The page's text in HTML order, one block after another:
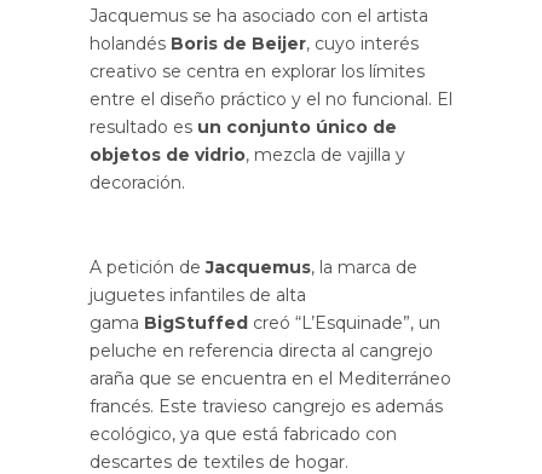
Jacquemus se ha asociado con el artista
holandés Boris de Beijer, cuyo interés
creativo se centra en explorar los límites
entre el diseño práctico y el no funcional. El
resultado es un conjunto único de
objetos de vidrio, mezcla de vajilla y
decoración.
A petición deJacquemus, la marca de
juguetes infantiles de alta
gama BigStuffed creó “L’Esquinade”, un
peluche en referencia directa al cangrejo
araña que se encuentra en el Mediterráneo
francés. Este travieso cangrejo es además
ecológico, ya que está fabricado con
descartes de textiles de hogar.